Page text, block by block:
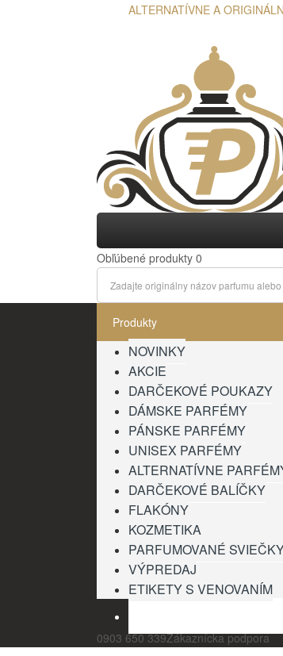
ALTERNATÍVNE A
Obľúbené produkty 0
Produkty
NOVINKY
AKCIE
DARČEKOVÉ POUKAZY
DÁMSKE PARFÉMY
PÁNSKE PARFÉMY
UNISEX PARFÉMY
ALTERNATÍVNE
DARČEKOVÉ BALÍČKY
FLAKÓNY
KOZMETIKA
PARFUMOVANÉ
VÝPREDAJ
ETIKETY S VENOVANÍM
0903 650 339Zákaznícka podpora